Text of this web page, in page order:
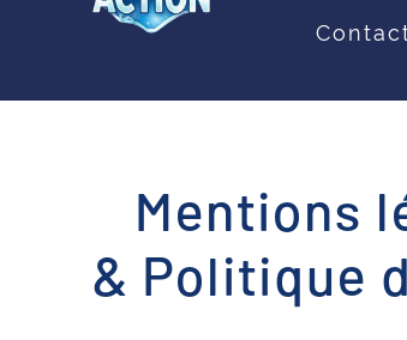
Mentions
& Politique